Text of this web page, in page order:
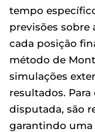
tempo
previsões sobre
cada posição
método de
simulações
resultados.
disputada, são
garantindo uma